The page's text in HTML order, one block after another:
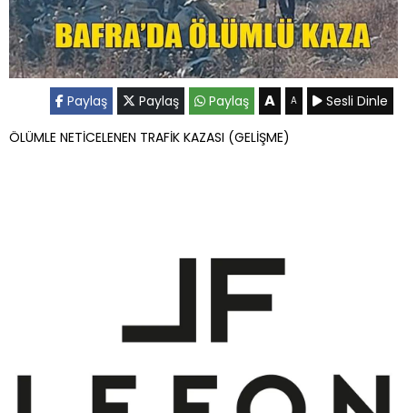
Paylaş Paylaş Paylaş A A
Sesli Dinle
ÖLÜMLE NETİCELENEN TRAFİK KAZASI (GELİŞME)